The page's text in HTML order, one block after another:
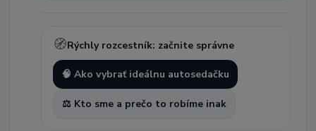
🧭Rýchly rozcestník: začnite správne
🧠 Ako vybrať ideálnu autosedačku
⚖️ Kto sme a prečo to robíme inak